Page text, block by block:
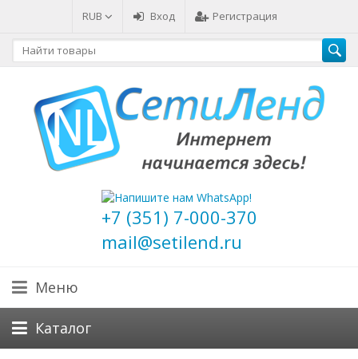
RUB Вход Регистрация
+7 (351) 7-000-370
mail@setilend.ru
Меню
Каталог